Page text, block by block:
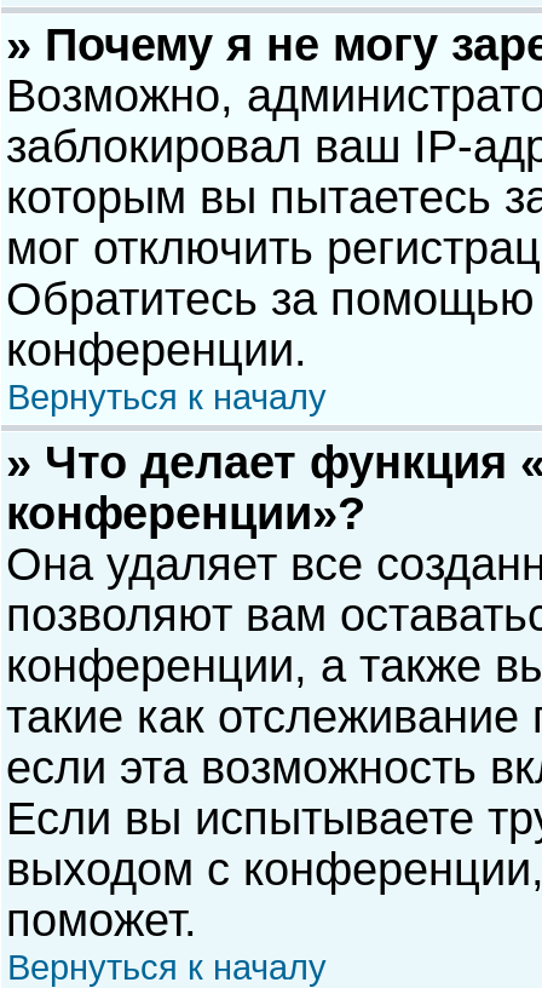
» Почему я не могу
Возможно,
заблокировал ваш IP-
которым вы пытаетесь
мог отключить
Обратитесь за помощью
конференции.
Вернуться к началу
» Что делает функция
конференции»?
Она удаляет все
позволяют вам
конференции, а также
такие как
если эта возможность
Если вы испытываете
выходом с
поможет.
Вернуться к началу